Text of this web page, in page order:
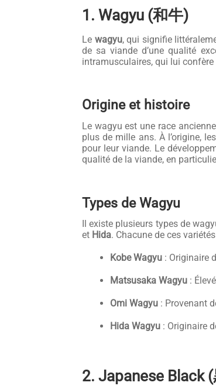
1. Wagyu (和牛)
Le wagyu, qui signifie
de sa viande d’une qualité
intramusculaires, qui lui confère
Origine et histoire
Le wagyu est une race
plus de mille ans. À l’origine,
pour leur viande. Le
qualité de la viande, en
Types de Wagyu
Il existe plusieurs types de
et Hida. Chacune de ces
Kobe Wagyu : Originaire
Matsusaka Wagyu :
Omi Wagyu : Provenant
Hida Wagyu : Originaire
2. Japanese Black